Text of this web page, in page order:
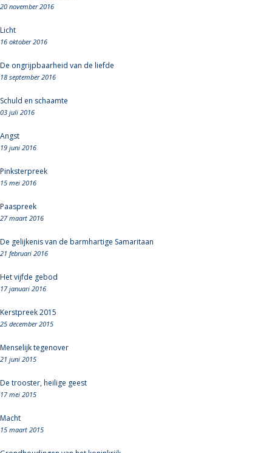
20 november 2016
Licht
16 oktober 2016
De ongrijpbaarheid van de liefde
18 september 2016
Schuld en schaamte
03 juli 2016
Angst
19 juni 2016
Pinksterpreek
15 mei 2016
Paaspreek
27 maart 2016
De gelijkenis van de barmhartige Samaritaan
21 februari 2016
Het vijfde gebod
17 januari 2016
Kerstpreek 2015
25 december 2015
Menselijk tegenover
21 juni 2015
De trooster, heilige geest
17 mei 2015
Macht
15 maart 2015